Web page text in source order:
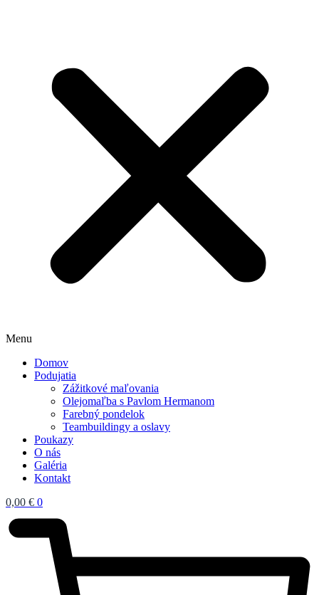
Menu
Domov
Podujatia
Zážitkové maľovania
Olejomaľba s Pavlom Hermanom
Farebný pondelok
Teambuildingy a oslavy
Poukazy
O nás
Galéria
Kontakt
0,00 € 0